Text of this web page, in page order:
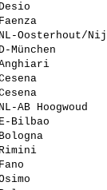
Desio
Faenza
NL-
D-München
Anghiari
Cesena
Cesena
NL-AB
E-Bilbao
Bologna
Rimini
Fano
Osimo